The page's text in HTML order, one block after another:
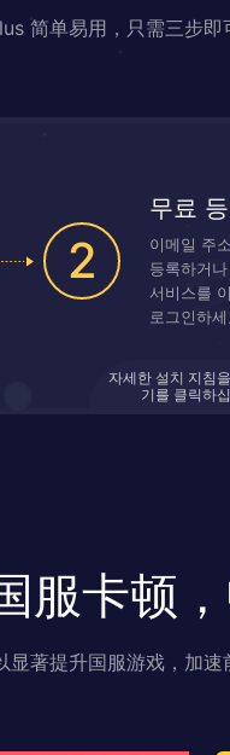
简单易用，只需三步
2
무료
이메일 주
등록하거
서비스를
로그인하세
자세한 설치 지침
기를 클릭하
服卡顿
显著提升国服游戏，加